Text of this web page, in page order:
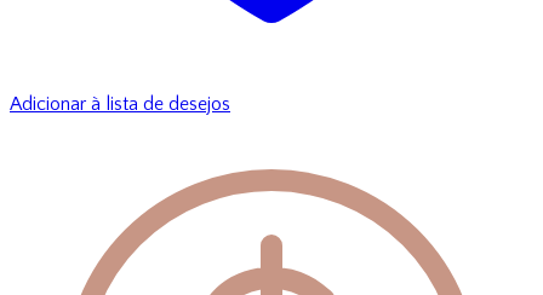
Adicionar à lista de desejos